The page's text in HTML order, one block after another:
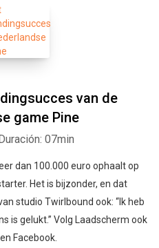
van de
game Pine
07min
dan 100.000 euro ophaalt op
Het is bijzonder, en dat
studio Twirlbound ook: “Ik heb
is gelukt.” Volg Laadscherm ook
Facebook.